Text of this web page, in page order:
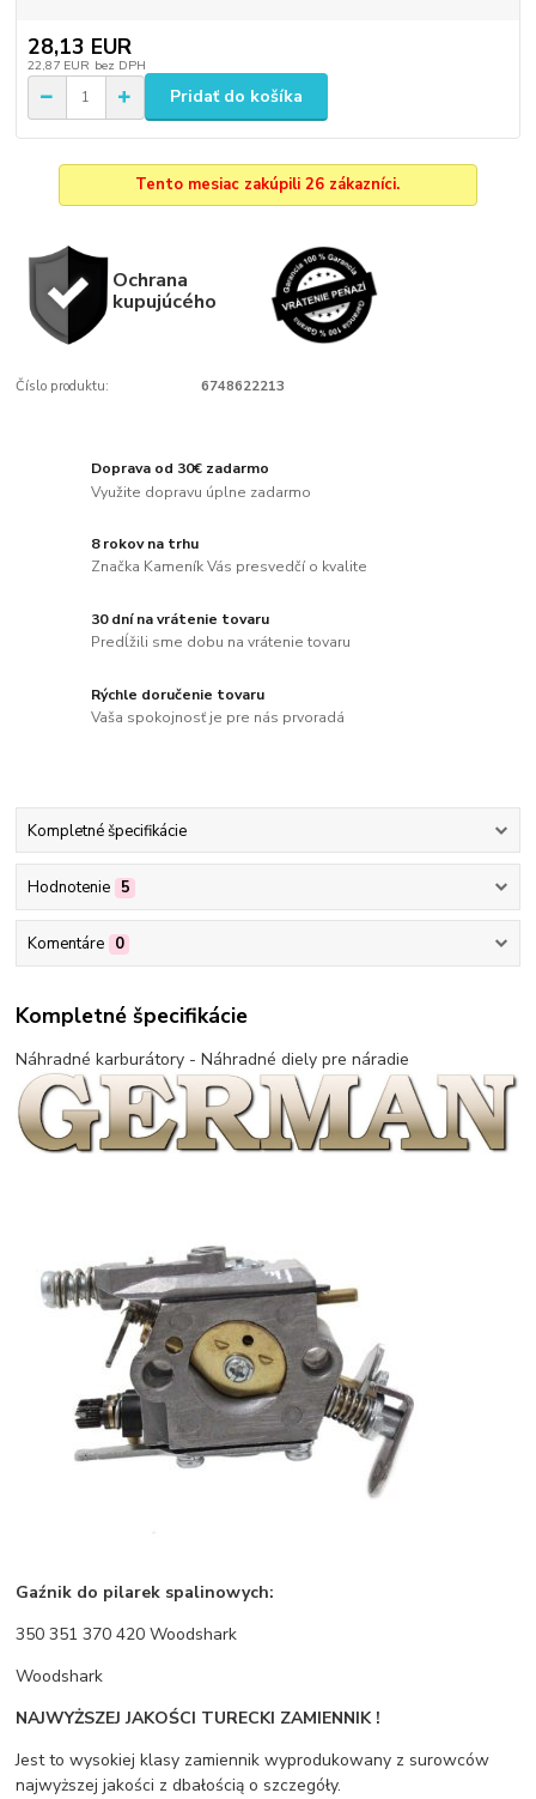
28,13 EUR
22,87 EUR bez DPH
Pridať do košíka
Tento mesiac zakúpili 26 zákazníci.
Ochrana
kupujúcého
Číslo produktu: 6748622213
Doprava od 30€ zadarmo
Využite dopravu úplne zadarmo
8 rokov na trhu
Značka Kameník Vás presvedčí o kvalite
30 dní na vrátenie tovaru
Predĺžili sme dobu na vrátenie tovaru
Rýchle doručenie tovaru
Vaša spokojnosť je pre nás prvoradá
Kompletné špecifikácie
Hodnotenie 5
Komentáre 0
Kompletné špecifikácie
Náhradné karburátory - Náhradné diely pre náradie
Gaźnik do pilarek spalinowych:
350 351 370 420 Woodshark
Woodshark
NAJWYŻSZEJ JAKOŚCI TURECKI ZAMIENNIK !
Jest to wysokiej klasy zamiennik wyprodukowany z surowców
najwyższej jakości z dbałością o szczegóły.